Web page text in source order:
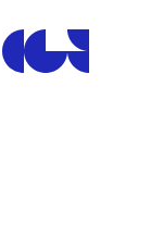
Centre de la